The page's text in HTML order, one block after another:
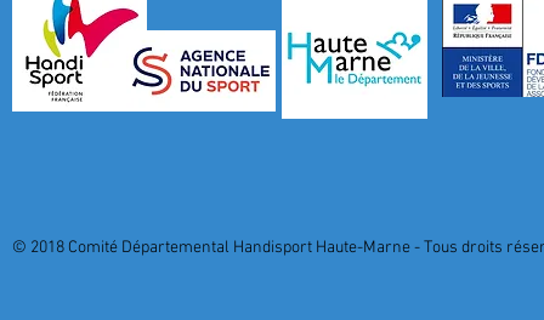
© 2018 Comité Départemental Handisport Haute-Marne - Tous droits